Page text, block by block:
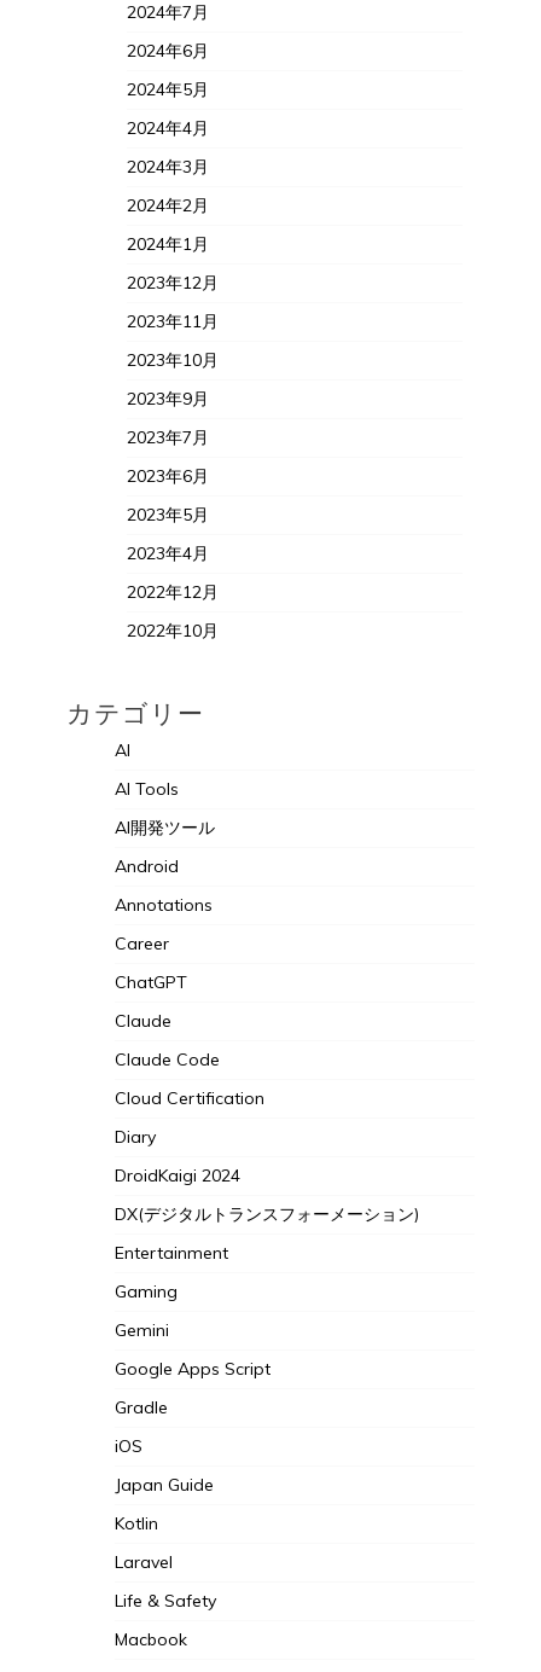
2024年7月
2024年6月
2024年5月
2024年4月
2024年3月
2024年2月
2024年1月
2023年12月
2023年11月
2023年10月
2023年9月
2023年7月
2023年6月
2023年5月
2023年4月
2022年12月
2022年10月
カテゴリー
AI
AI Tools
AI開発ツール
Android
Annotations
Career
ChatGPT
Claude
Claude Code
Cloud Certification
Diary
DroidKaigi 2024
DX(デジタルトランスフォーメーション)
Entertainment
Gaming
Gemini
Google Apps Script
Gradle
iOS
Japan Guide
Kotlin
Laravel
Life & Safety
Macbook